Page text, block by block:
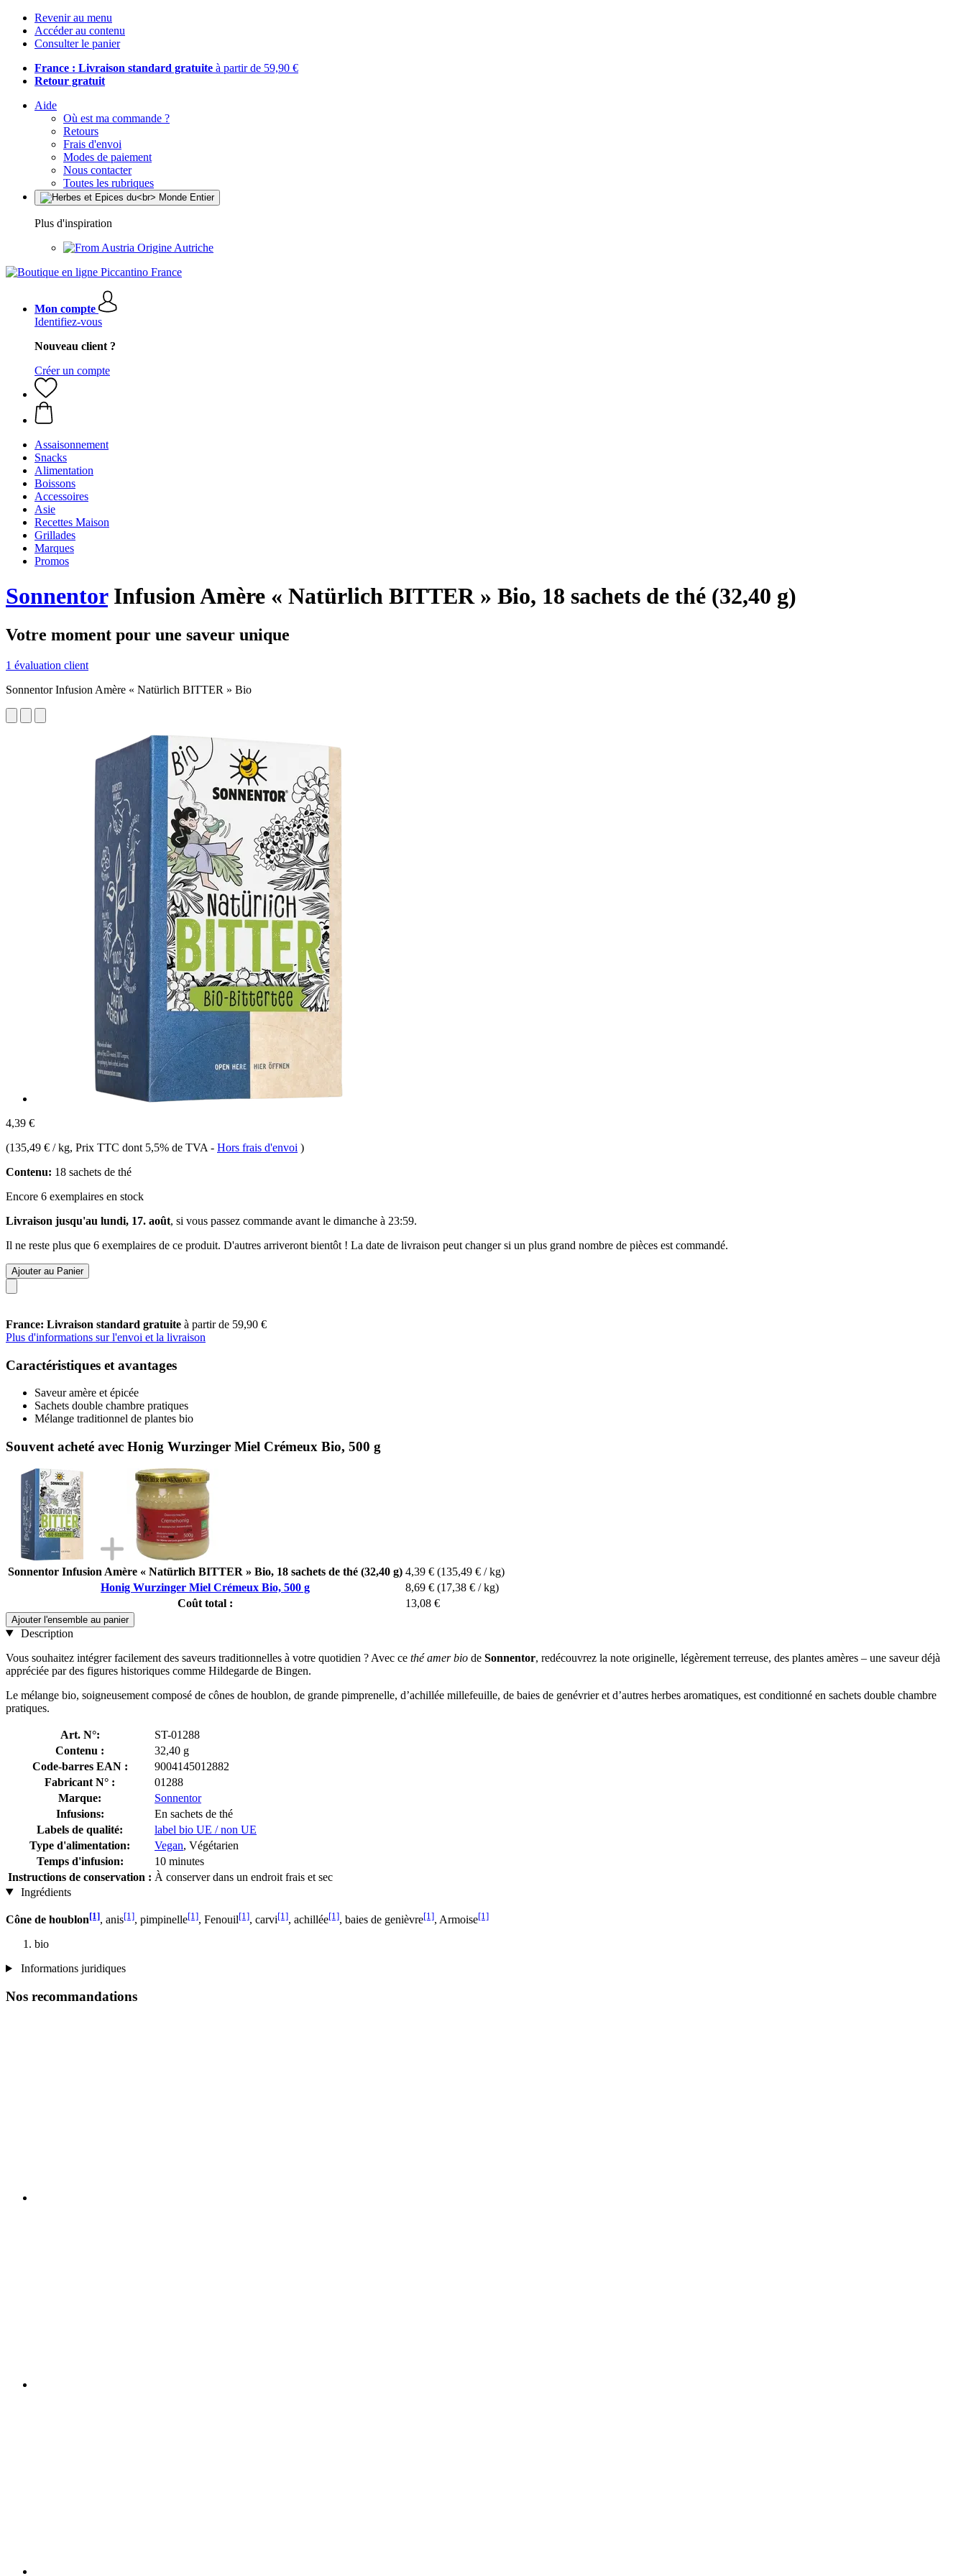
Revenir au menu
Accéder au contenu
Consulter le panier
France : Livraison standard gratuite à partir de 59,90 €
Retour gratuit
Aide
Où est ma commande ?
Retours
Frais d'envoi
Modes de paiement
Nous contacter
Toutes les rubriques
Plus d'inspiration
Origine Autriche
Mon compte
Identifiez-vous
Nouveau client ?
Créer un compte
Assaisonnement
Snacks
Alimentation
Boissons
Accessoires
Asie
Recettes Maison
Grillades
Marques
Promos
SonnentorInfusion Amère « Natürlich BITTER » Bio, 18 sachets de thé (32,40 g)
Votre moment pour une saveur unique
1 évaluation client
Sonnentor Infusion Amère « Natürlich BITTER » Bio
4,39 €
(135,49 € / kg, Prix TTC dont 5,5% de TVA - Hors frais d'envoi )
Contenu: 18 sachets de thé
Encore 6 exemplaires en stock
Livraison jusqu'au lundi, 17. août, si vous passez commande avant le dimanche à 23:59.
Il ne reste plus que 6 exemplaires de ce produit. D'autres arriveront bientôt ! La date de livraison peut changer si un plus grand nombre de pièces est commandé.
Ajouter au Panier
France: Livraison standard gratuite à partir de 59,90 €
Plus d'informations sur l'envoi et la livraison
Caractéristiques et avantages
Saveur amère et épicée
Sachets double chambre pratiques
Mélange traditionnel de plantes bio
Souvent acheté avec Honig Wurzinger Miel Crémeux Bio, 500 g
Sonnentor Infusion Amère « Natürlich BITTER » Bio, 18 sachets de thé (32,40 g) 4,39 € (135,49 € / kg)
Honig Wurzinger Miel Crémeux Bio, 500 g
8,69 € (17,38 € / kg)
Coût total :
13,08 €
Ajouter l'ensemble au panier
Description
Vous souhaitez intégrer facilement des saveurs traditionnelles à votre quotidien ? Avec ce thé amer bio de Sonnentor, redécouvrez la note originelle, légèrement terreuse, des plantes amères – une saveur déjà
appréciée par des figures historiques comme Hildegarde de Bingen.
Le mélange bio, soigneusement composé de cônes de houblon, de grande pimprenelle, d’achillée millefeuille, de baies de genévrier et d’autres herbes aromatiques, est conditionné en sachets double chambre
pratiques.
Art. N°:
ST-01288
Contenu :
32,40 g
Code-barres EAN :
9004145012882
Fabricant N° :
01288
Marque:
Sonnentor
Infusions:
En sachets de thé
Labels de qualité:
label bio UE / non UE
Type d'alimentation:
Vegan, Végétarien
Temps d'infusion:
10 minutes
Instructions de conservation : À conserver dans un endroit frais et sec
Ingrédients
Cône de houblon[1], anis[1], pimpinelle[1], Fenouil[1], carvi[1], achillée[1], baies de genièvre[1], Armoise[1]
bio
Informations juridiques
Nos recommandations